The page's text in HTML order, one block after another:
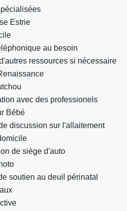
Estrie
au besoin
ressources si nécessaire
avec des professionels
Bébé
discussion sur l'allaitement
de siège d'auto
soutien au deuil périnatal